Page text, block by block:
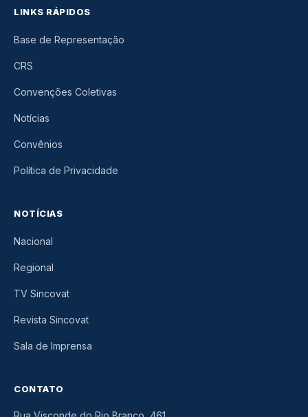
LINKS RÁPIDOS
Base de Representação
CRS
Convenções Coletivas
Notícias
Convênios
Política de Privacidade
NOTÍCIAS
Nacional
Regional
TV Sincovat
Revista Sincovat
Sala de Imprensa
CONTATO